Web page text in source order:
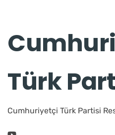
Türk
Cumhuriyetçi Türk Partisi